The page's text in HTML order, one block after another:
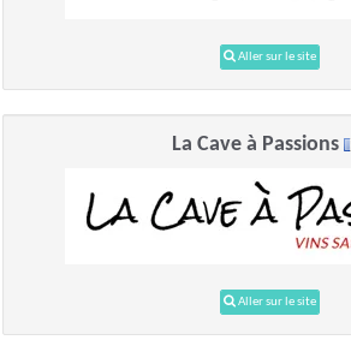
Aller sur le site
La Cave à Passions
Aller sur le site